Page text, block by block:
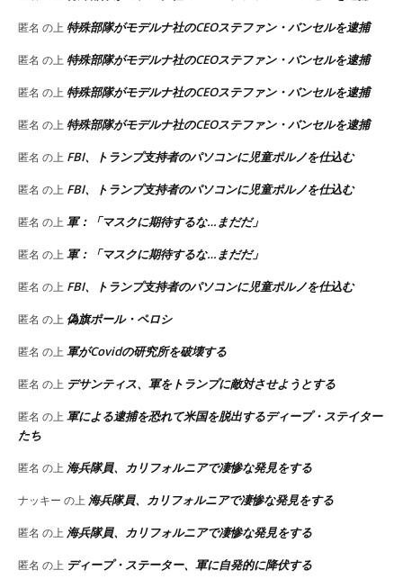
匿名 の上特殊部隊がモデルナ社のCEOステファン・バンセルを逮捕
匿名 の上特殊部隊がモデルナ社のCEOステファン・バンセルを逮捕
匿名 の上特殊部隊がモデルナ社のCEOステファン・バンセルを逮捕
匿名 の上特殊部隊がモデルナ社のCEOステファン・バンセルを逮捕
匿名 の上 FBI、トランプ支持者のパソコンに児童ポルノを仕込む
匿名 の上 FBI、トランプ支持者のパソコンに児童ポルノを仕込む
匿名 の上軍：「マスクに期待するな…まだだ」
匿名 の上軍：「マスクに期待するな…まだだ」
匿名 の上 FBI、トランプ支持者のパソコンに児童ポルノを仕込む
匿名 の上 偽旗ポール・ペロシ
匿名 の上軍がCovidの研究所を破壊する
匿名 の上 デサンティス、軍をトランプに敵対させようとする
匿名 の上軍による逮捕を恐れて米国を脱出するディープ・ステイター
たち
匿名 の上 海兵隊員、カリフォルニアで凄惨な発見をする
ナッキー の上 海兵隊員、カリフォルニアで凄惨な発見をする
匿名 の上 海兵隊員、カリフォルニアで凄惨な発見をする
匿名 の上 ディープ・ステーター、軍に自発的に降伏する